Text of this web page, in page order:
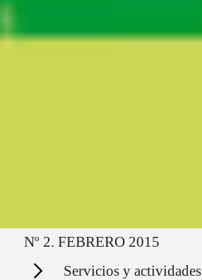
Ruta del sitio
Nº 2. FEBRERO 2015
Secciones Servicios y actividades